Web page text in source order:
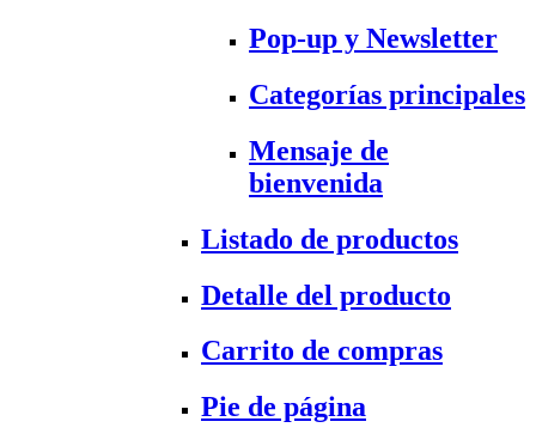
Pop-up y Newsletter
Categorías principales
Mensaje de
bienvenida
Listado de productos
Detalle del producto
Carrito de compras
Pie de página